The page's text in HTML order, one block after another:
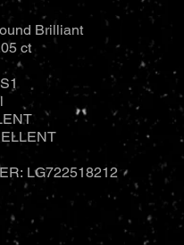
Brilliant
ct
LG722518212